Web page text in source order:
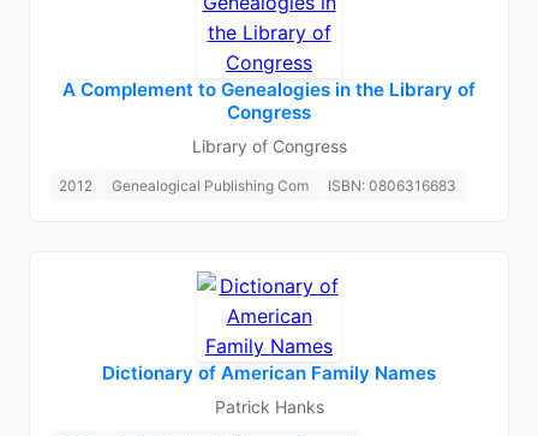
A Complement to Genealogies in the Library of
Congress
Library of Congress
2012 Genealogical Publishing Com ISBN: 0806316683
Dictionary of American Family Names
Patrick Hanks